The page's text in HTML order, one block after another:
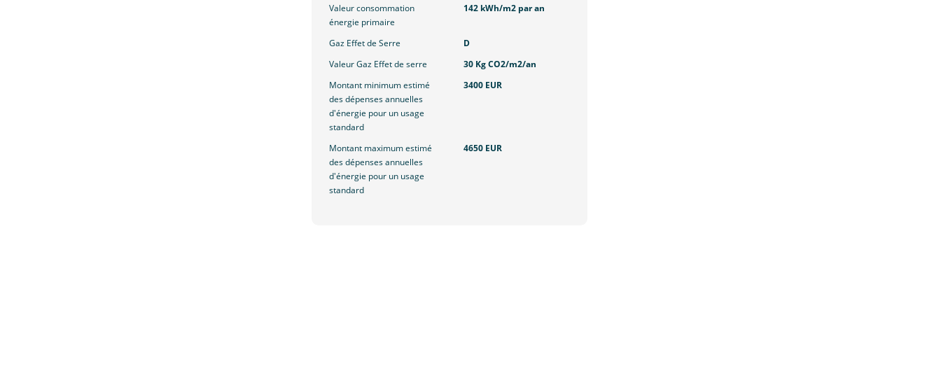
Valeur consommation
énergie primaire
142 kWh/m2 par an
Gaz Effet de Serre
D
Valeur Gaz Effet de serre
30 Kg CO2/m2/an
Montant minimum estimé
des dépenses annuelles
d'énergie pour un usage
standard
3400 EUR
Montant maximum estimé
des dépenses annuelles
d'énergie pour un usage
standard
4650 EUR